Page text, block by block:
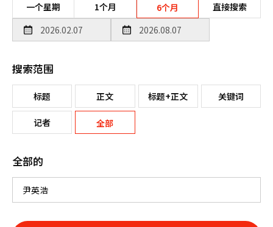
一个星期 1个月 6个月 直接搜索
搜索范围
标题 正文 标题+正文 关键词
记者 全部
全部的